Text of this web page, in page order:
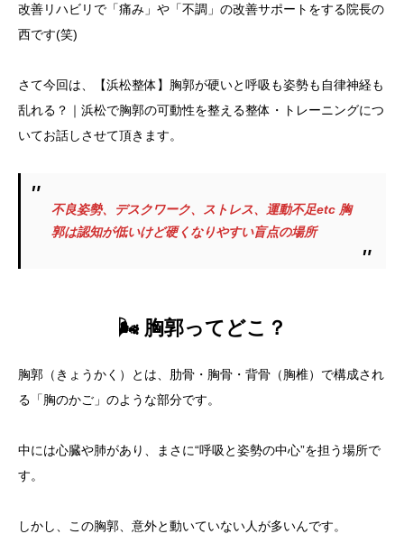
改善リハビリで「痛み」や「不調」の改善サポートをする院長の
西です(笑)
さて今回は、【浜松整体】胸郭が硬いと呼吸も姿勢も自律神経も
乱れる？｜浜松で胸郭の可動性を整える整体・トレーニングにつ
いてお話しさせて頂きます。
不良姿勢、デスクワーク、ストレス、運動不足etc 胸
郭は認知が低いけど硬くなりやすい盲点の場所
🌬 胸郭ってどこ？
胸郭（きょうかく）とは、肋骨・胸骨・背骨（胸椎）で構成され
る「胸のかご」のような部分です。
中には心臓や肺があり、まさに“呼吸と姿勢の中心”を担う場所で
す。
しかし、この胸郭、意外と動いていない人が多いんです。